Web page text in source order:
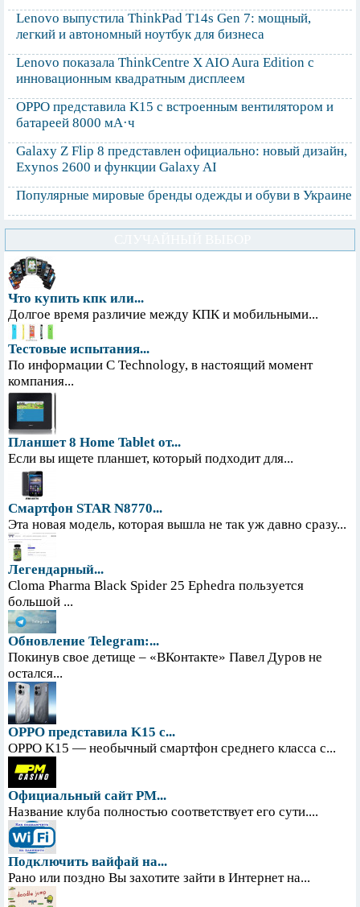
Lenovo выпустила ThinkPad T14s Gen 7: мощный,
легкий и автономный ноутбук для бизнеса
Lenovo показала ThinkCentre X AIO Aura Edition с
инновационным квадратным дисплеем
OPPO представила K15 с встроенным вентилятором и
батареей 8000 мА·ч
Galaxy Z Flip 8 представлен официально: новый дизайн,
Exynos 2600 и функции Galaxy AI
Популярные мировые бренды одежды и обуви в Украине
Что купить кпк или...
Долгое время различие между КПК и мобильными...
Тестовые испытания...
По информации С Technology, в настоящий момент
компания...
Планшет 8 Home Tablet от...
Если вы ищете планшет, который подходит для...
Смартфон STAR N8770...
Эта новая модель, которая вышла не так уж давно сразу...
Легендарный...
Cloma Pharma Black Spider 25 Ephedra пользуется
большой ...
Обновление Telegram:...
Покинув свое детище – «ВКонтакте» Павел Дуров не
остался...
OPPO представила K15 с...
OPPO K15 — необычный смартфон среднего класса с...
Официальный сайт PM...
Название клуба полностью соответствует его сути....
Подключить вайфай на...
Рано или поздно Вы захотите зайти в Интернет на...